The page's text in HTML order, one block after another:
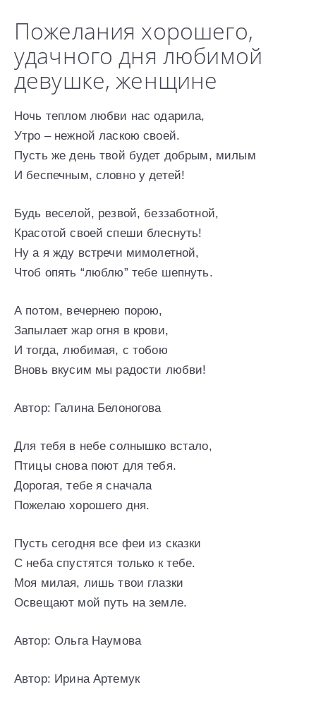
Пожелания хорошего,
удачного дня любимой
девушке, женщине
Ночь теплом любви нас одарила,
Утро – нежной ласкою своей.
Пусть же день твой будет добрым, милым
И беспечным, словно у детей!
Будь веселой, резвой, беззаботной,
Красотой своей спеши блеснуть!
Ну а я жду встречи мимолетной,
Чтоб опять “люблю” тебе шепнуть.
А потом, вечернею порою,
Запылает жар огня в крови,
И тогда, любимая, с тобою
Вновь вкусим мы радости любви!
Автор: Галина Белоногова
Для тебя в небе солнышко встало,
Птицы снова поют для тебя.
Дорогая, тебе я сначала
Пожелаю хорошего дня.
Пусть сегодня все феи из сказки
С неба спустятся только к тебе.
Моя милая, лишь твои глазки
Освещают мой путь на земле.
Автор: Ольга Наумова
Автор: Ирина Артемук